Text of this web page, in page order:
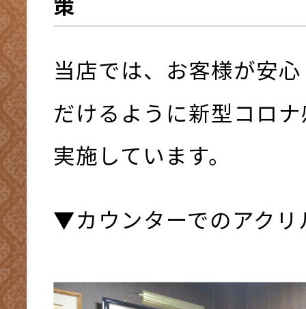
当店では、お客様が安
だけるように新型コロ
実施しています。
▼カウンターでのアクリ